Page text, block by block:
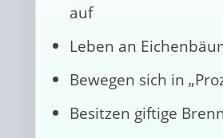
auf
Leben an
Bewegen sich in
Besitzen giftige